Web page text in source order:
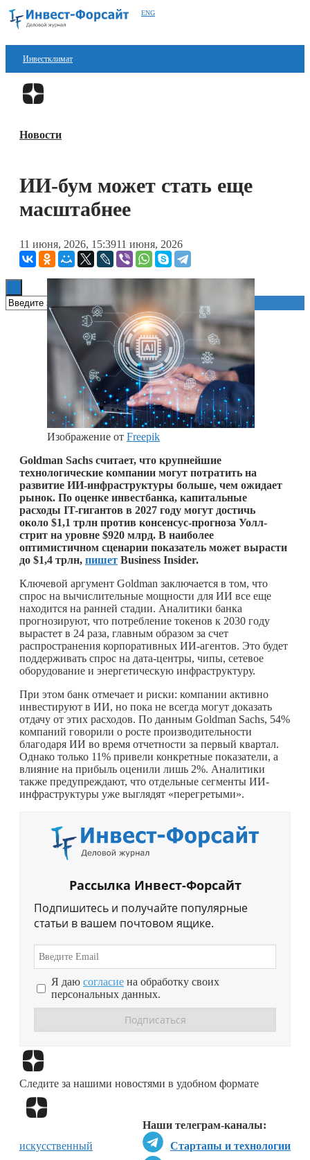
ENG
Инвестклимат
Финансы
Блокчейн
Книги
Новости
ИИ-бум может стать еще
масштабнее
11 июня, 2026, 15:3911 июня, 2026
Изображение от Freepik
Goldman Sachs считает, что крупнейшие
технологические компании могут потратить на
развитие ИИ-инфраструктуры больше, чем ожидает
рынок. По оценке инвестбанка, капитальные
расходы IT-гигантов в 2027 году могут достичь
около $1,1 трлн против консенсус-прогноза Уолл-
стрит на уровне $920 млрд. В наиболее
оптимистичном сценарии показатель может вырасти
до $1,4 трлн, пишет Business Insider.
Ключевой аргумент Goldman заключается в том, что
спрос на вычислительные мощности для ИИ все еще
находится на ранней стадии. Аналитики банка
прогнозируют, что потребление токенов к 2030 году
вырастет в 24 раза, главным образом за счет
распространения корпоративных ИИ-агентов. Это будет
поддерживать спрос на дата-центры, чипы, сетевое
оборудование и энергетическую инфраструктуру.
При этом банк отмечает и риски: компании активно
инвестируют в ИИ, но пока не всегда могут доказать
отдачу от этих расходов. По данным Goldman Sachs, 54%
компаний говорили о росте производительности
благодаря ИИ во время отчетности за первый квартал.
Однако только 11% привели конкретные показатели, а
влияние на прибыль оценили лишь 2%. Аналитики
также предупреждают, что отдельные сегменты ИИ-
инфраструктуры уже выглядят «перегретыми».
Рассылка Инвест-Форсайт
Подпишитесь и получайте популярные
статьи в вашем почтовом ящике.
Я даю согласие на обработку своих
персональных данных.
Следите за нашими новостями в удобном формате
Наши телеграм-каналы:
Стартапы и технологии
искусственный